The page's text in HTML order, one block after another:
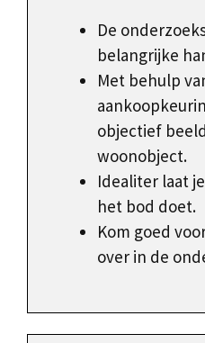
De
belangrijke
Met behulp
objectief
woonobject.
Idealiter laat
het bod doet.
Kom goed
over in de